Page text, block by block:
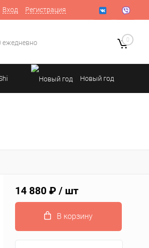
Вход Регистрация
ежедневно 0
Новый год
14 880 ₽ / шт
В корзину